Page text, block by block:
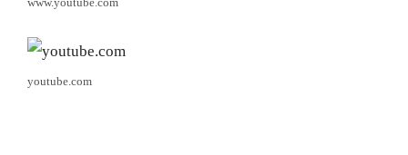
www.youtube.com
youtube.com